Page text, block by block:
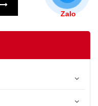
Zalo